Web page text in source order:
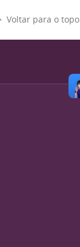
Voltar para o topo